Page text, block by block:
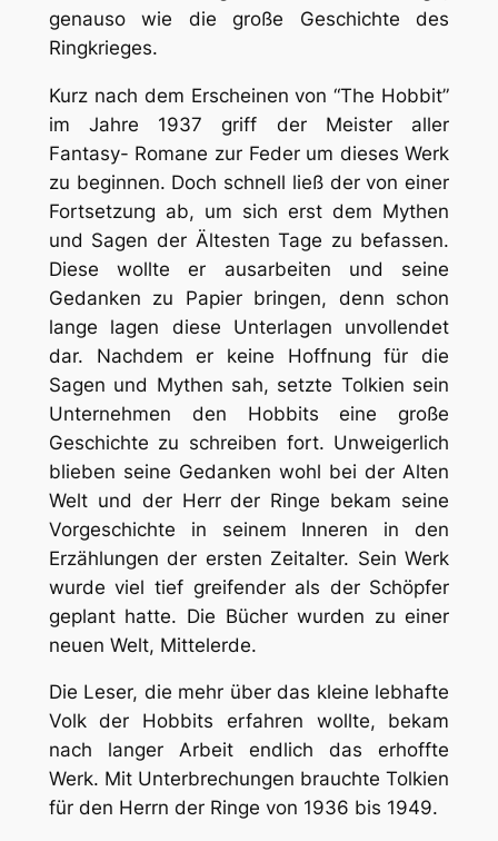
genauso wie die große Geschichte des
Ringkrieges.
Kurz nach dem Erscheinen von “The Hobbit”
im Jahre 1937 griff der Meister aller
Fantasy- Romane zur Feder um dieses Werk
zu beginnen. Doch schnell ließ der von einer
Fortsetzung ab, um sich erst dem Mythen
und Sagen der Ältesten Tage zu befassen.
Diese wollte er ausarbeiten und seine
Gedanken zu Papier bringen, denn schon
lange lagen diese Unterlagen unvollendet
dar. Nachdem er keine Hoffnung für die
Sagen und Mythen sah, setzte Tolkien sein
Unternehmen den Hobbits eine große
Geschichte zu schreiben fort. Unweigerlich
blieben seine Gedanken wohl bei der Alten
Welt und der Herr der Ringe bekam seine
Vorgeschichte in seinem Inneren in den
Erzählungen der ersten Zeitalter. Sein Werk
wurde viel tief greifender als der Schöpfer
geplant hatte. Die Bücher wurden zu einer
neuen Welt, Mittelerde.
Die Leser, die mehr über das kleine lebhafte
Volk der Hobbits erfahren wollte, bekam
nach langer Arbeit endlich das erhoffte
Werk. Mit Unterbrechungen brauchte Tolkien
für den Herrn der Ringe von 1936 bis 1949.